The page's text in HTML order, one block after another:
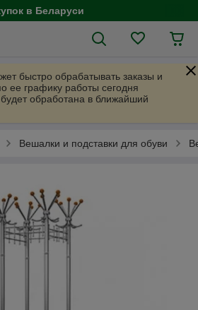
в Беларуси
быстро обрабатывать заказы и
ее графику работы сегодня
обработана в ближайший
Вешалки и подставки для обуви